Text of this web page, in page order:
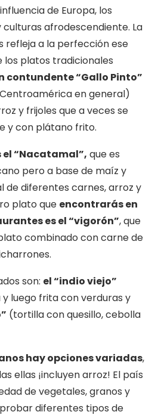
de Europa, los
afrodescendiente. La
refleja a la perfección ese
platos tradicionales
contundente “Gallo Pinto”
en general)
y frijoles que a veces se
y con plátano frito.
“Nacatamal”, que es
pero a base de maíz y
de diferentes carnes, arroz y
plato que encontrarás en
es el “vigorón”, que
combinado con carne de
son: el “indio viejo”
luego frita con verduras y
(tortilla con quesillo, cebolla
hay opciones variadas,
ellas ¡incluyen arroz! El país
de vegetales, granos y
diferentes tipos de